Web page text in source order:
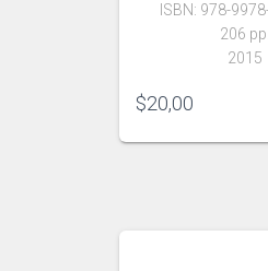
ISBN: 978-
206 pp.
2015
$20,00